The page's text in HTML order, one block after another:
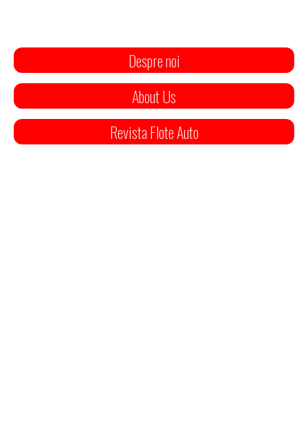
Despre noi
About Us
Revista Flote Auto